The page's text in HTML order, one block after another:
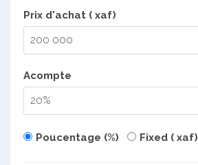
Prix d'achat ( xaf)
Acompte
Poucentage (%) Fixed ( xaf)